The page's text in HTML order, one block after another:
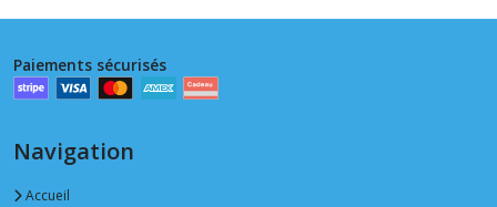
Paiements sécurisés
Navigation
Accueil